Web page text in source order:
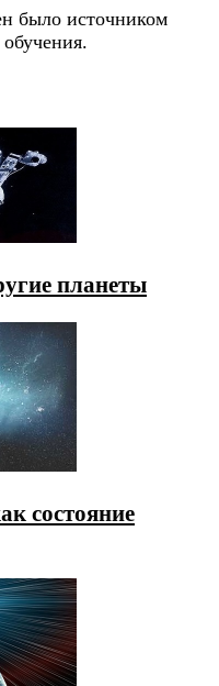
было источником
планеты
состояние